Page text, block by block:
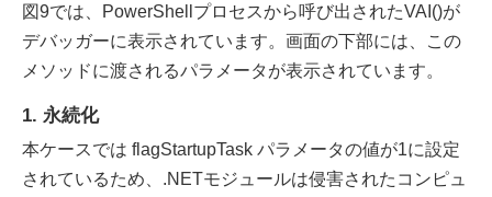
図9では、PowerShellプロセスから呼び出されたVAI()が
デバッガーに表示されています。画面の下部には、この
メソッドに渡されるパラメータが表示されています。
1. 永続化
本ケースでは flagStartupTask パラメータの値が1に設定
されているため、.NETモジュールは侵害されたコンピュ